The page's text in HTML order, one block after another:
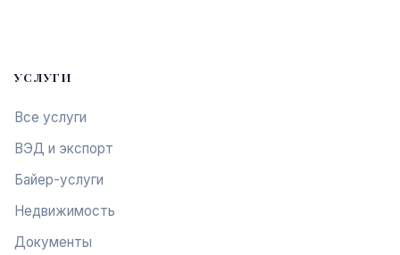
УСЛУГИ
Все услуги
ВЭД и экспорт
Байер-услуги
Недвижимость
Документы